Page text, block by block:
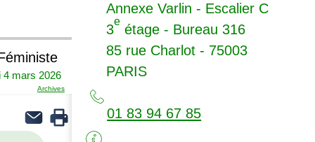
4 mars 2026
Archives
Annexe Varlin - Escalier C
3
e
étage - Bureau 316
85 rue Charlot - 75003
PARIS
01 83 94 67 85